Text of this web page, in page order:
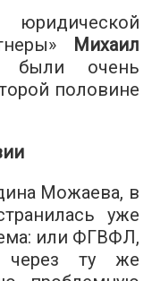
Михаил
были очень
половине
Можаева, в
уже
или ФГВФЛ,
через ту же